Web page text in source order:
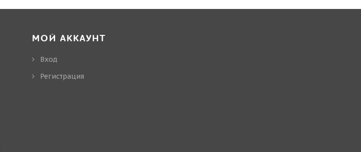
МОЙ АККАУНТ
Вход
Регистрация